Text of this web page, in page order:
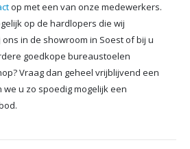
op met een van onze medewerkers.
op de hardlopers die wij
in de showroom in Soest of bij u
goedkope bureaustoelen
Vraag dan geheel vrijblijvend een
u zo spoedig mogelijk een